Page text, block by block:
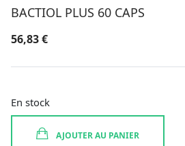
BACTIOL PLUS 60 CAPS
56,83€
En stock
AJOUTER AU PANIER